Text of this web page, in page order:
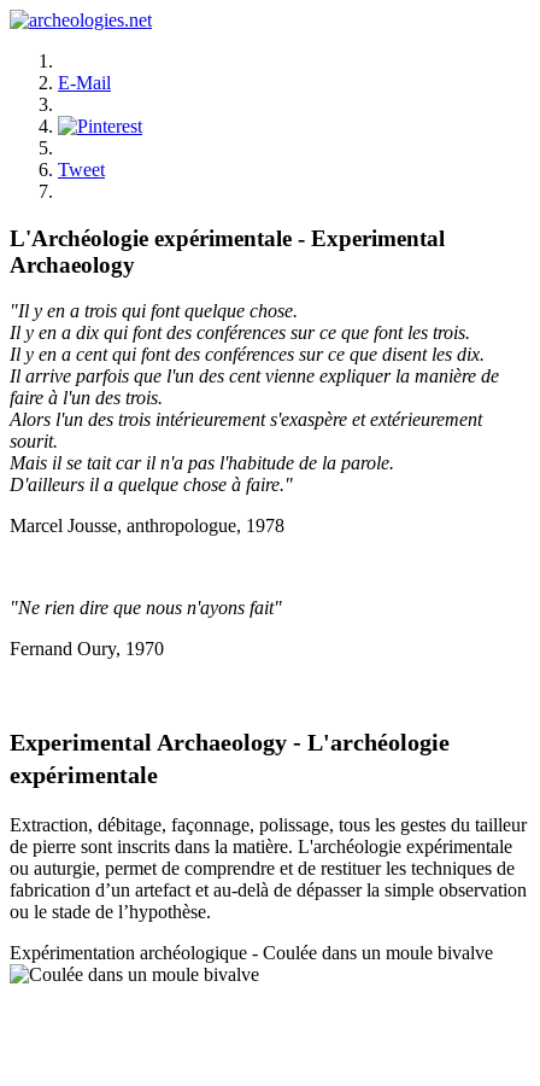
E-Mail
Tweet
L'Archéologie expérimentale - Experimental
Archaeology
"Il y en a trois qui font quelque chose.
Il y en a dix qui font des conférences sur ce que font les trois.
Il y en a cent qui font des conférences sur ce que disent les dix.
Il arrive parfois que l'un des cent vienne expliquer la manière de
faire à l'un des trois.
Alors l'un des trois intérieurement s'exaspère et extérieurement
sourit.
Mais il se tait car il n'a pas l'habitude de la parole.
D'ailleurs il a quelque chose à faire."
Marcel Jousse, anthropologue, 1978
"Ne rien dire que nous n'ayons fait"
Fernand Oury, 1970
Experimental Archaeology - L'archéologie
expérimentale
Extraction, débitage, façonnage, polissage, tous les gestes du tailleur
de pierre sont inscrits dans la matière. L'archéologie expérimentale
ou auturgie, permet de comprendre et de restituer les techniques de
fabrication d’un artefact et au-delà de dépasser la simple observation
ou le stade de l’hypothèse.
Expérimentation archéologique - Coulée dans un moule bivalve